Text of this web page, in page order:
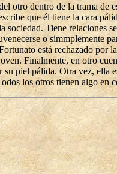
otro dentro de la trama
que él tiene la cara
Tiene relaciones
o
está rechazado por
Finalmente, en otro
piel pálida. Otra vez, ella
los otros tienen algo en